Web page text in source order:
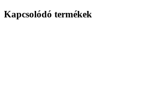
Kapcsolódó termékek